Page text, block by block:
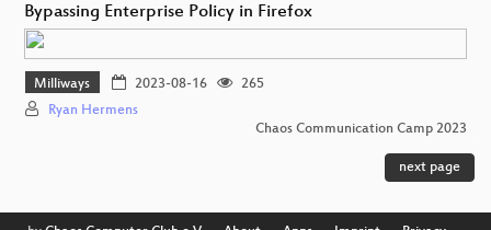
Bypassing Enterprise Policy in Firefox
Milliways 2023-08-16
265
Ryan Hermens
Chaos Communication Camp 2023
next page